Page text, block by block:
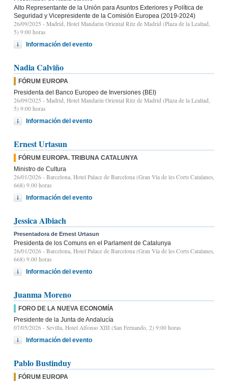
Alto Representante de la Unión para Asuntos Exteriores y Política de
Seguridad y Vicepresidente de la Comisión Europea (2019-2024)
26/09/2025 - Madrid, Hotel Mandarin Oriental Ritz de Madrid (Plaza de la Lealtad,
5) 9:00 horas
Información del evento
Nadia Calviño
FÓRUM EUROPA
Presidenta del Banco Europeo de Inversiones (BEI)
26/09/2025 - Madrid, Hotel Mandarin Oriental Ritz de Madrid (Plaza de la Lealtad,
5) 9:00 horas
Información del evento
Ernest Urtasun
FÓRUM EUROPA. TRIBUNA CATALUNYA
Ministro de Cultura
26/01/2026 - Barcelona, Hotel Palace de Barcelona (Gran Vía de les Corts Catalanes,
668) 9.00 horas
Información del evento
Jessica Albiach
Presentadora de Ernest Urtasun
Presidenta de los Comuns en el Parlament de Catalunya
26/01/2026 - Barcelona, Hotel Palace de Barcelona (Gran Vía de les Corts Catalanes,
668) 9.00 horas
Información del evento
Juanma Moreno
FORO DE LA NUEVA ECONOMÍA
Presidente de la Junta de Andalucía
07/05/2026 - Sevilla, Hotel Alfonso XIII (San Fernando, 2) 9:00 horas
Información del evento
Pablo Bustinduy
FÓRUM EUROPA